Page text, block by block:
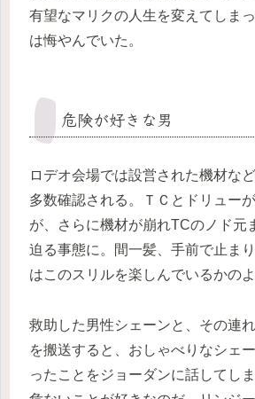
有望なマリクの人生を変えてしま
は悔やんでいた。
危険が好きな男
ロデオ会場では設営された機材な
多数確認される。ＴＣとドリュー
が、さらに機材が崩れTCのノド元
迫る事態に。間一髪、手前で止ま
はこのスリルを楽しんでいるかのよ
救助した男性シェーンと、その連
を搬送すると、おしゃべりなシェ
ったことをジョーダンに話してし